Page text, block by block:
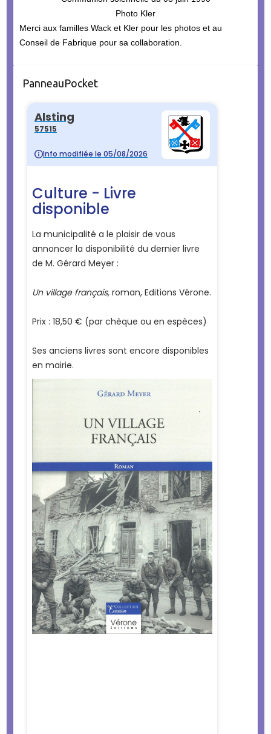
Photo Kler
Merci aux familles Wack et Kler pour les photos et au
Conseil de Fabrique pour sa collaboration.
PanneauPocket